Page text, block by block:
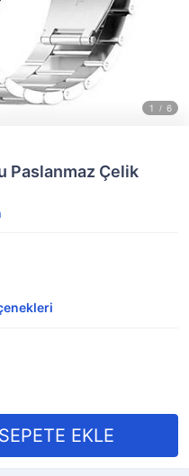
Paslanmaz Çelik